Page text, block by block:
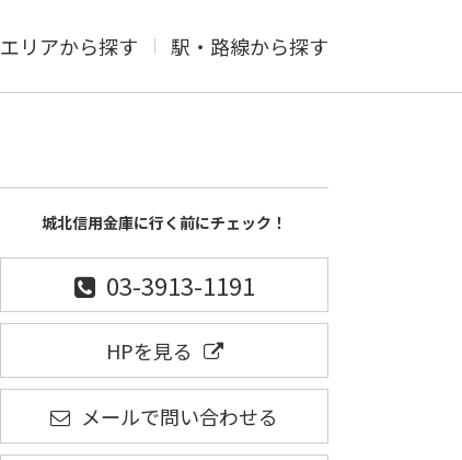
エリアから探す 駅・路線から探す
城北信用金庫に行く前にチェック！
03-3913-1191
HPを見る
メールで問い合わせる